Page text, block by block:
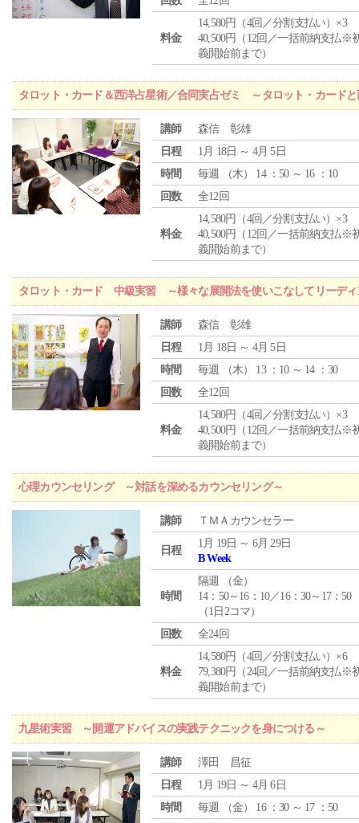
料金
14,580円（4回／分割支払い）×3
40,500円（12回／一括前納支払※
義開始前まで）
タロット・カード＆西洋占星術／合同実占ゼミ ～タロット・カード
講師
森信 彰雄
日程
1月 18日 ～ 4月 5日
時間
毎週 （木） 14 ：50 ～ 16 ：10
回数
全12回
料金
14,580円（4回／分割支払い）×3
40,500円（12回／一括前納支払※
義開始前まで）
タロット・カード 中級実習 ～様々な展開法を使いこなしてリーディ
講師
森信 彰雄
日程
1月 18日 ～ 4月 5日
時間
毎週 （木） 13 ：10 ～ 14 ：30
回数
全12回
料金
14,580円（4回／分割支払い）×3
40,500円（12回／一括前納支払※
義開始前まで）
心理カウンセリング ～対話を深めるカウンセリング～
講師 ＴＭＡカウンセラー
日程
1月 19日 ～ 6月 29日
B Week
時間
隔週 （金）
14：50～16：10／16：30～17：50
（1日2コマ）
回数
全24回
料金
14,580円（4回／分割支払い）×6
79,380円（24回／一括前納支払※
義開始前まで）
九星術実習 ～開運アドバイスの実践テクニックを身につける～
講師
澤田 昌征
日程
1月 19日 ～ 4月 6日
時間
毎週 （金） 16 ：30 ～ 17 ：50